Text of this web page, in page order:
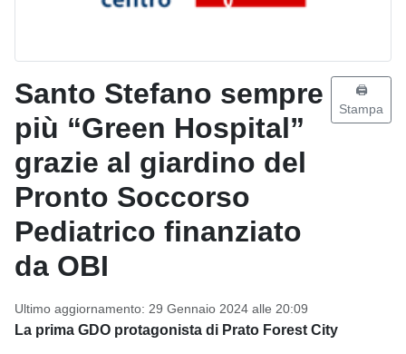
Santo Stefano sempre
più “Green Hospital”
grazie al giardino del
Pronto Soccorso
Pediatrico finanziato
da OBI
Ultimo aggiornamento: 29 Gennaio 2024 alle 20:09
🖨️
Stampa
La prima GDO protagonista di Prato Forest City